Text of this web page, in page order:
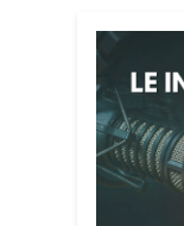
Il
temi della
nel